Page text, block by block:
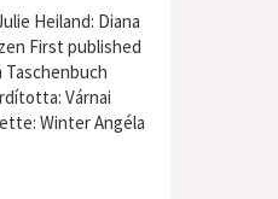
Heiland: Diana
First published
Taschenbuch
Várnai
Winter Angéla